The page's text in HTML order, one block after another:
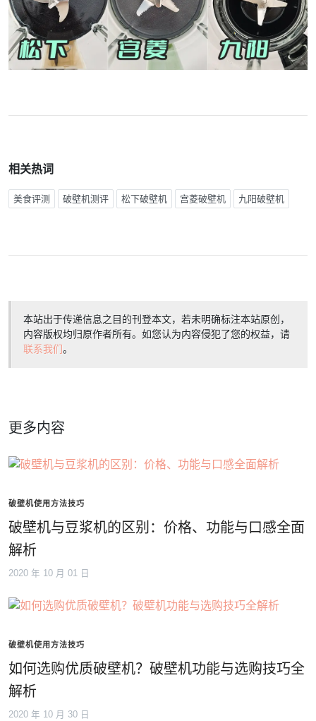
相关热词
美食评测 破壁机测评 松下破壁机 宫菱破壁机 九阳破壁机
本站出于传递信息之目的刊登本文，若未明确标注本站原创，
内容版权均归原作者所有。如您认为内容侵犯了您的权益，请
联系我们。
更多内容
破壁机使用方法技巧
破壁机与豆浆机的区别：价格、功能与口感全面
解析
2020 年 10 月 01 日
破壁机使用方法技巧
如何选购优质破壁机？破壁机功能与选购技巧全
解析
2020 年 10 月 30 日